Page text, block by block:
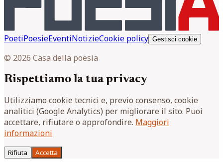
PoetiPoesieEventiNotizieCookie policy Gestisci cookie
© 2026 Casa della poesia
Rispettiamo la tua privacy
Utilizziamo cookie tecnici e, previo consenso, cookie
analitici (Google Analytics) per migliorare il sito. Puoi
accettare, rifiutare o approfondire. Maggiori
informazioni
Rifiuta Accetta